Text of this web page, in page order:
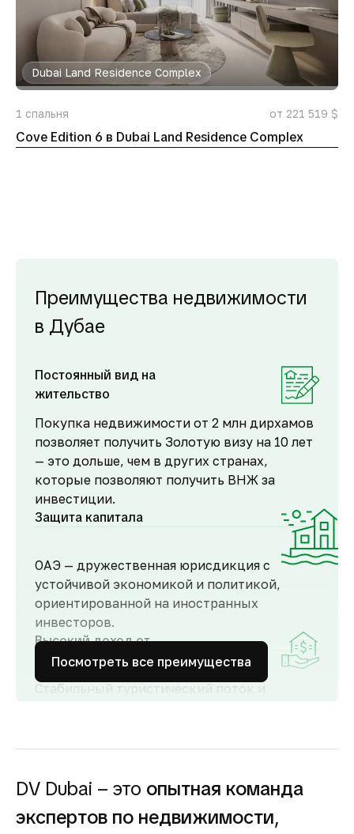
Dubai Land Residence Complex
1 спальня от 221 519 $
Cove Edition 6 в Dubai Land Residence Complex
Преимущества недвижимости
в Дубае
Постоянный вид на
жительство
Покупка недвижимости от 2 млн дирхамов
позволяет получить Золотую визу на 10 лет
— это дольше, чем в других странах,
которые позволяют получить ВНЖ за
инвестиции.
Защита капитала
ОАЭ — дружественная юрисдикция с
устойчивой экономикой и политикой,
ориентированной на иностранных
инвесторов.
Высокий доход от
аренды
Стабильный туристический поток и
доходность для инвесторов как от
аренды.
строящуюся
Посмотреть все преимущества
DV Dubai – это опытная команда
экспертов по недвижимости,